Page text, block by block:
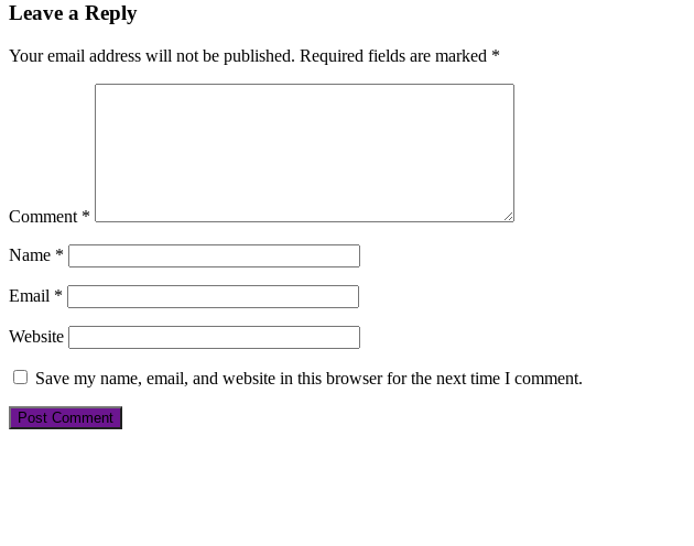
Leave a Reply
Your email address will not be published. Required fields are marked *
Comment *
Name *
Email *
Website
Save my name, email, and website in this browser for the next time I comment.